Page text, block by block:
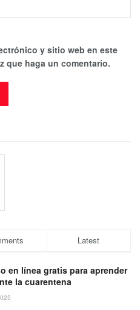
y sitio web en este
que haga un comentario.
Latest
en línea gratis para aprender
la cuarentena